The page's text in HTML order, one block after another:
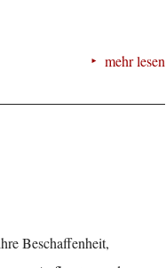
mehr lesen
Beschaffenheit,